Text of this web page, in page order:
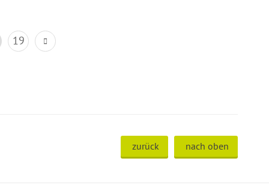
19
zurück nach oben